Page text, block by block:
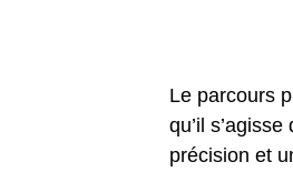
Le parcours
qu’il
précision et